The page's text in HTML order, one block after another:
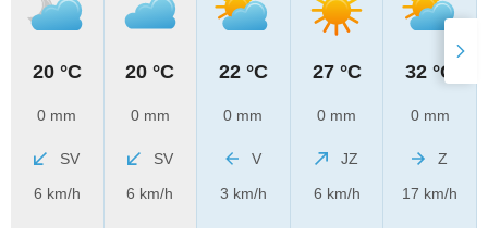
20 °C
0 mm
SV
6 km/h
20 °C
0 mm
SV
6 km/h
22 °C
0 mm
V
3 km/h
27 °C
0 mm
JZ
6 km/h
32 °C
0 mm
Z
17 km/h